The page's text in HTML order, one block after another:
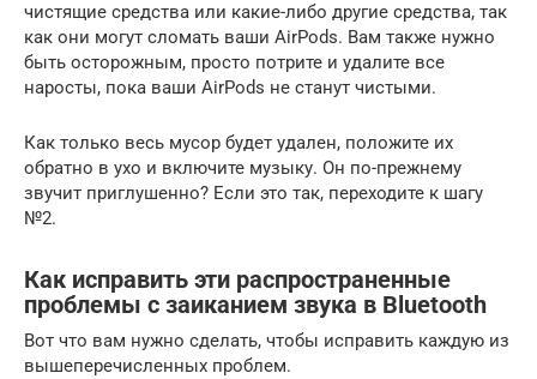
чистящие средства или какие-либо другие средства, так
как они могут сломать ваши AirPods. Вам также нужно
быть осторожным, просто потрите и удалите все
наросты, пока ваши AirPods не станут чистыми.
Как только весь мусор будет удален, положите их
обратно в ухо и включите музыку. Он по-прежнему
звучит приглушенно? Если это так, переходите к шагу
№2.
Как исправить эти распространенные
проблемы с заиканием звука в Bluetooth
Вот что вам нужно сделать, чтобы исправить каждую из
вышеперечисленных проблем.